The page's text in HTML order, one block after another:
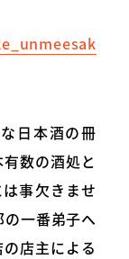
日本酒の冊
数の酒処と
事欠きませ
一番弟子へ
店主による